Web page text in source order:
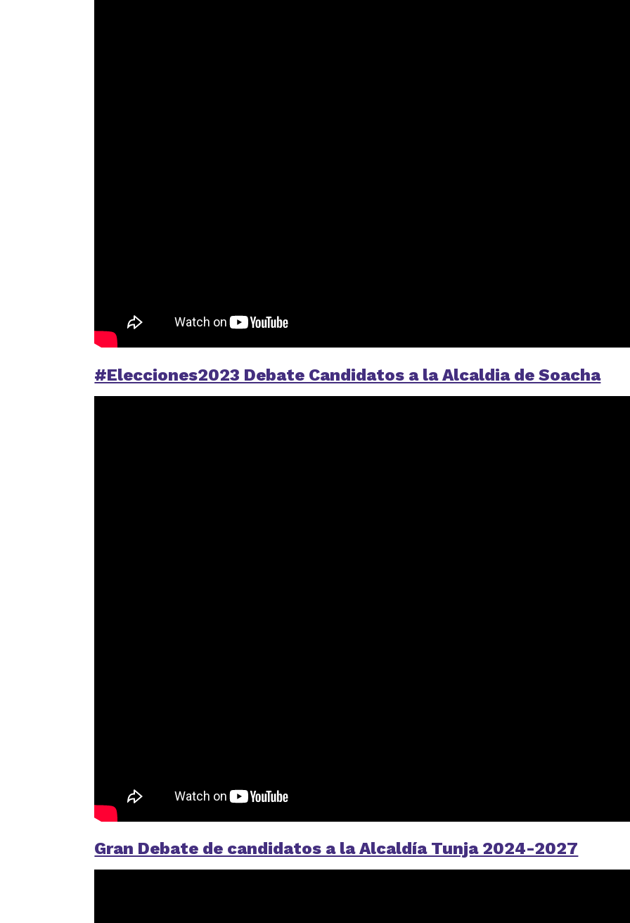
#Elecciones2023 Debate Candidatos a la Alcaldia de Soacha
Gran Debate de candidatos a la Alcaldía Tunja 2024-2027